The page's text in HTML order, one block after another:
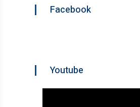
Facebook
Youtube